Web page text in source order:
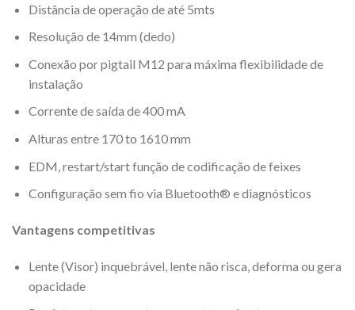
Distância de operação de até 5mts
Resolução de 14mm (dedo)
Conexão por pigtail M12 para máxima flexibilidade de
instalação
Corrente de saída de 400 mA
Alturas entre 170 to 1610 mm
EDM, restart/start função de codificação de feixes
Configuração sem fio via Bluetooth® e diagnósticos
Vantagens competitivas
Lente (Visor) inquebrável, lente não risca, deforma ou gera
opacidade